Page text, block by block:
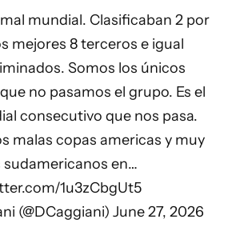
mundial. Clasificaban 2 por
mejores 8 terceros e igual
Somos los únicos
no pasamos el grupo. Es el
consecutivo que nos pasa.
malas copas americas y muy
sudamericanos en…
1u3zCbgUt5
(@DCaggiani) June 27, 2026